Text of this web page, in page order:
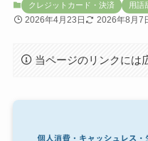
クレジットカード・決済 用語
2026年4月23日 2026年8月7
当ページのリンクには